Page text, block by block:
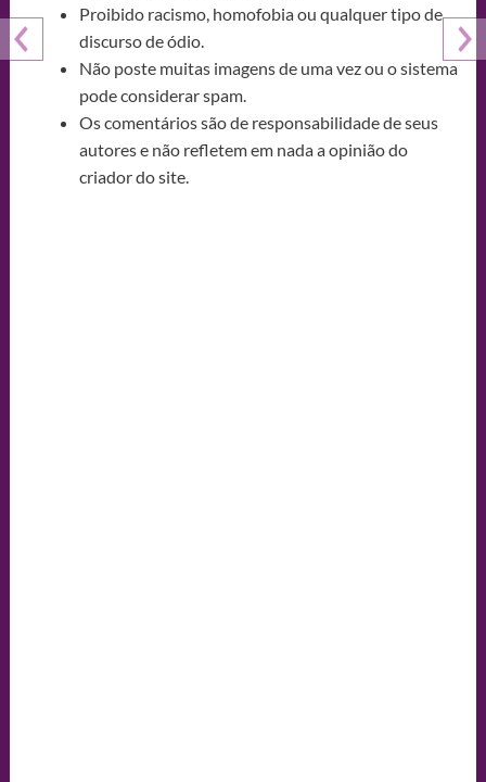
Proibido racismo, homofobia ou qualquer tipo de
discurso de ódio.
Não poste muitas imagens de uma vez ou o sistema
pode considerar spam.
Os comentários são de responsabilidade de seus
autores e não refletem em nada a opinião do
criador do site.